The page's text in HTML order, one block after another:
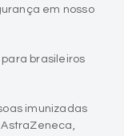
em nosso
brasileiros
imunizadas